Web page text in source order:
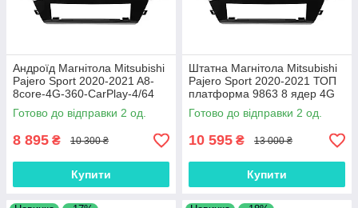
Андроїд Магнітола Mitsubishi
Pajero Sport 2020-2021 A8-
8core-4G-360-CarPlay-4/64
Готово до відправки 2 од.
8 895 ₴ 10 300 ₴
Купити
Штатна Магнітола Mitsubishi
Pajero Sport 2020-2021 ТОП
платформа 9863 8 ядер 4G
DSP
Готово до відправки 2 од.
10 595 ₴ 13 000 ₴
Купити